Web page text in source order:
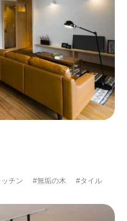
ロック #土間あり
だわりキッチン
具 #あえて古材
イル #壁一面本棚
しい
#ペットと暮らす
チン #無垢の木 #タイル